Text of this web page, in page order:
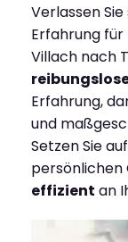
Verlassen
Erfahrung für
Villach nach
Erfahrung,
und
Setzen Sie
persönlichen
effizient an